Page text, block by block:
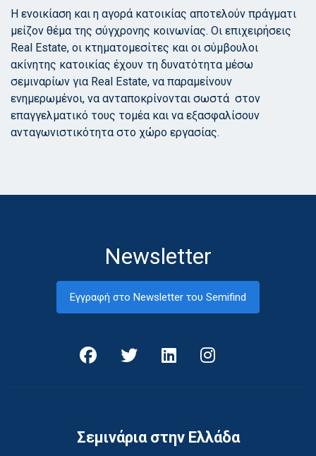
Η ενοικίαση και η αγορά κατοικίας αποτελούν πράγματι
μείζον θέμα της σύγχρονης κοινωνίας. Οι επιχειρήσεις
Real Estate, οι κτηματομεσίτες και οι σύμβουλοι
ακίνητης κατοικίας έχουν τη δυνατότητα μέσω
σεμιναρίων για Real Estate, να παραμείνουν
ενημερωμένοι, να ανταποκρίνονται σωστά στον
επαγγελματικό τους τομέα και να εξασφαλίσουν
ανταγωνιστικότητα στο χώρο εργασίας.
Newsletter
Εγγραφή στο Newsletter του Semifind
Σεμινάρια στην Ελλάδα